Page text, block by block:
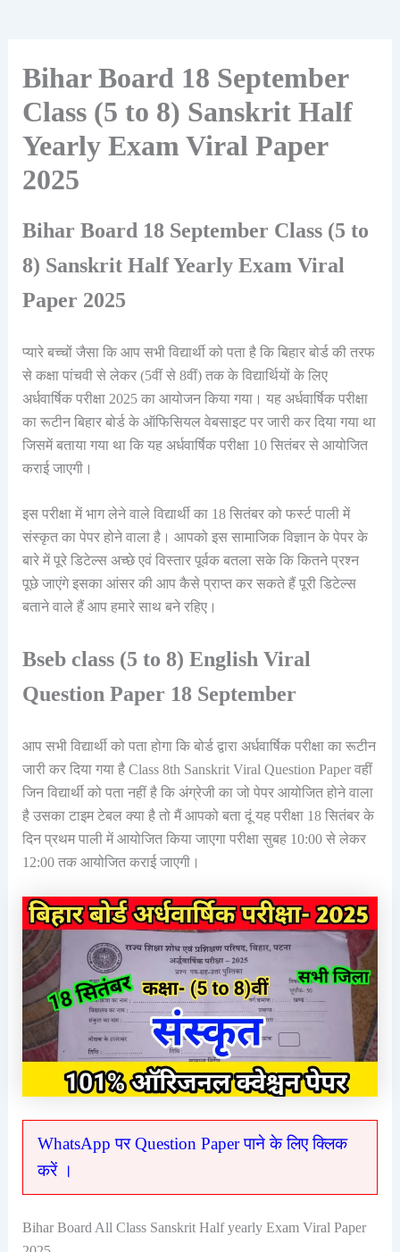
Bihar Board 18 September
Class (5 to 8) Sanskrit Half
Yearly Exam Viral Paper
2025
Bihar Board 18 September Class (5 to
8) Sanskrit Half Yearly Exam Viral
Paper 2025
प्यारे बच्चों जैसा कि आप सभी विद्यार्थी को पता है कि बिहार बोर्ड की तरफ
से कक्षा पांचवी से लेकर (5वीं से 8वीं) तक के विद्यार्थियों के लिए
अर्धवार्षिक परीक्षा 2025 का आयोजन किया गया। यह अर्धवार्षिक परीक्षा
का रूटीन बिहार बोर्ड के ऑफिसियल वेबसाइट पर जारी कर दिया गया था
जिसमें बताया गया था कि यह अर्धवार्षिक परीक्षा 10 सितंबर से आयोजित
कराई जाएगी।
इस परीक्षा में भाग लेने वाले विद्यार्थी का 18 सितंबर को फर्स्ट पाली में
संस्कृत का पेपर होने वाला है। आपको इस सामाजिक विज्ञान के पेपर के
बारे में पूरे डिटेल्स अच्छे एवं विस्तार पूर्वक बतला सके कि कितने प्रश्न
पूछे जाएंगे इसका आंसर की आप कैसे प्राप्त कर सकते हैं पूरी डिटेल्स
बताने वाले हैं आप हमारे साथ बने रहिए।
Bseb class (5 to 8) English Viral
Question Paper 18 September
आप सभी विद्यार्थी को पता होगा कि बोर्ड द्वारा अर्धवार्षिक परीक्षा का रूटीन
जारी कर दिया गया है Class 8th Sanskrit Viral Question Paper वहीं
जिन विद्यार्थी को पता नहीं है कि अंग्रेजी का जो पेपर आयोजित होने वाला
है उसका टाइम टेबल क्या है तो मैं आपको बता दूं यह परीक्षा 18 सितंबर के
दिन प्रथम पाली में आयोजित किया जाएगा परीक्षा सुबह 10:00 से लेकर
12:00 तक आयोजित कराई जाएगी।
WhatsApp पर Question Paper पाने के लिए क्लिक
करें ।
Bihar Board All Class Sanskrit Half yearly Exam Viral Paper